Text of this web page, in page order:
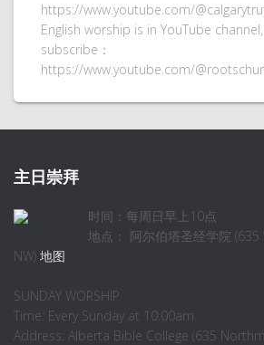
https://www.youtube.com/
English worship is in YouTube
subscribe：
https://www.youtube.com/
主日崇拜
时间：每周日早上10点
地点： 阿尔伯塔圣经学院
NW) 地图
SUNDAY WORSHIP
Time: Every Sunday at 10:00am
Address: Alberta Bible College (635